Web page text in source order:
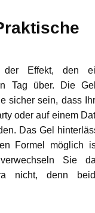
der Effekt, den
Tag über. Die
sicher sein, dass
oder auf einem
Das Gel
Formel möglich
Sie
nicht, denn